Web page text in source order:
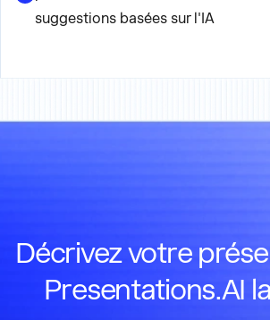
suggestions basées sur l'IA
Décrivez votre
Presentations.AI